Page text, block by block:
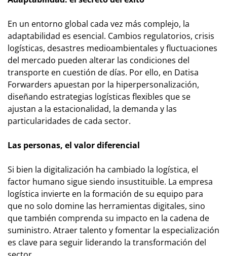
En un entorno global cada vez más complejo, la
adaptabilidad es esencial. Cambios regulatorios, crisis
logísticas, desastres medioambientales y fluctuaciones
del mercado pueden alterar las condiciones del
transporte en cuestión de días. Por ello, en Datisa
Forwarders apuestan por la hiperpersonalización,
diseñando estrategias logísticas flexibles que se
ajustan a la estacionalidad, la demanda y las
particularidades de cada sector.
Las personas, el valor diferencial
Si bien la digitalización ha cambiado la logística, el
factor humano sigue siendo insustituible. La empresa
logística invierte en la formación de su equipo para
que no solo domine las herramientas digitales, sino
que también comprenda su impacto en la cadena de
suministro. Atraer talento y fomentar la especialización
es clave para seguir liderando la transformación del